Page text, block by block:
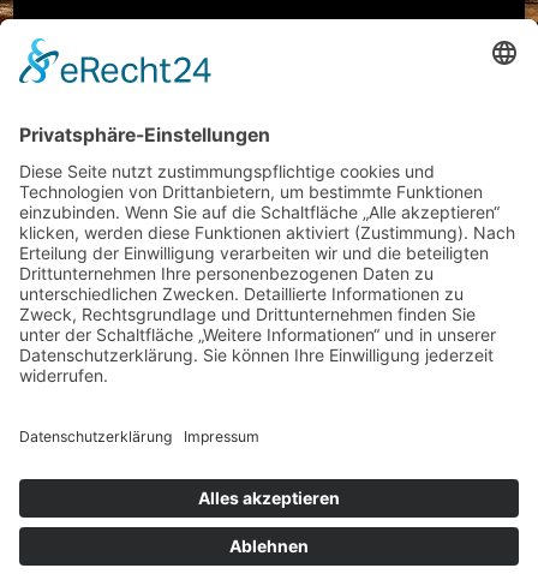
Hallo! Ich heiße Nico und bin 22 Jahre alt. Ich
klassischer Musik auch besonders für das Thema
Essen. Literatur und Reisen haben meinen
kulinarischen Horizont erweitert. Ich möchte meine
Erfahrungen rund um Food-Trends und
(gesundes/kreatives) Kochen mit euch teilen und
freue mich auf einen regen Austausch mit euch!
Datenschutz
Impressum
. Alle Rechte vorbehalten.